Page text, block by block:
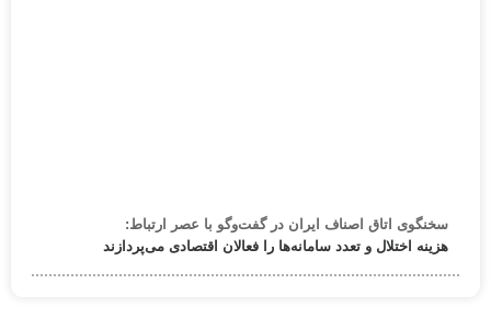
سخنگوی اتاق اصناف ایران در گفت‌وگو با عصر ارتباط:
هزینه اختلال و تعدد سامانه‌ها را فعالان اقتصادی می‌پردازند